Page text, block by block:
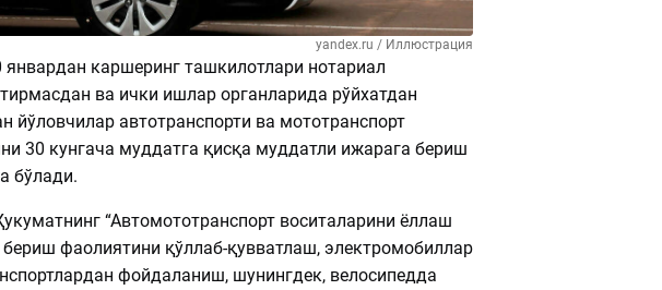
yandex.ru / Иллюстрация
январдан каршеринг ташкилотлари нотариал
ва ички ишлар органларида рўйхатдан
йўловчилар автотранспорти ва мототранспорт
30 кунгача муддатга қисқа муддатли ижарага бериш
бўлади.
“Автомототранспорт воситаларини ёллаш
фаолиятини қўллаб-қувватлаш, электромобиллар
фойдаланиш, шунингдек, велосипедда